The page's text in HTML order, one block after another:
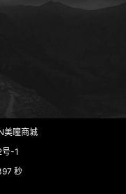
美瞳商城
-1
秒